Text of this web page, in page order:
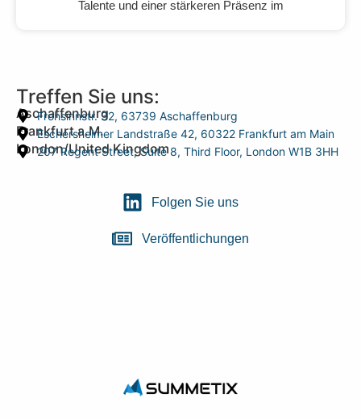
Talente und einer stärkeren Präsenz im
Treffen Sie uns:
Aschaffenburg
Frohsinnstr. 32, 63739 Aschaffenburg
Frankfurt a.M.
Eschersheimer Landstraße 42, 60322 Frankfurt am Main
London/United Kingdom
207 Regent Street, Suite 8, Third Floor, London W1B 3HH
Folgen Sie uns
Veröffentlichungen